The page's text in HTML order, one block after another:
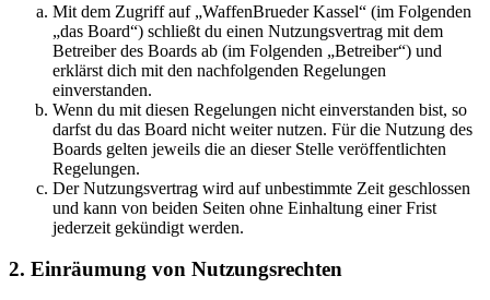
Mit dem Zugriff auf „WaffenBrueder Kassel“ (im Folgenden
„das Board“) schließt du einen Nutzungsvertrag mit dem
Betreiber des Boards ab (im Folgenden „Betreiber“) und
erklärst dich mit den nachfolgenden Regelungen
einverstanden.
Wenn du mit diesen Regelungen nicht einverstanden bist, so
darfst du das Board nicht weiter nutzen. Für die Nutzung des
Boards gelten jeweils die an dieser Stelle veröffentlichten
Regelungen.
Der Nutzungsvertrag wird auf unbestimmte Zeit geschlossen
und kann von beiden Seiten ohne Einhaltung einer Frist
jederzeit gekündigt werden.
2. Einräumung von Nutzungsrechten